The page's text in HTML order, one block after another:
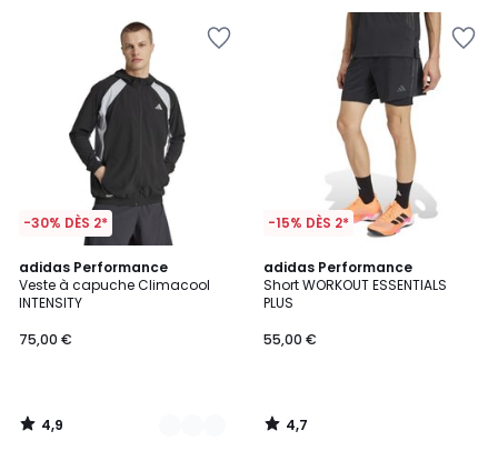
-30% DÈS 2*
adidas Performance
Veste à capuche Climacool
INTENSITY
75,00 €
4,9
/ 5
2
Couleurs
4,9
/
-15% DÈS 2*
adidas Performance
Short WORKOUT ESSENTIALS
PLUS
55,00 €
4,7
/ 5
4,7
/